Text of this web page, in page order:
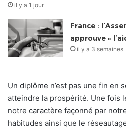
il y a 1 jour
France :
approuve «
il y a 3 semaines
Un diplôme n’est pas une fin en
atteindre la prospérité. Une fois
notre caractère façonné par
habitudes ainsi que le